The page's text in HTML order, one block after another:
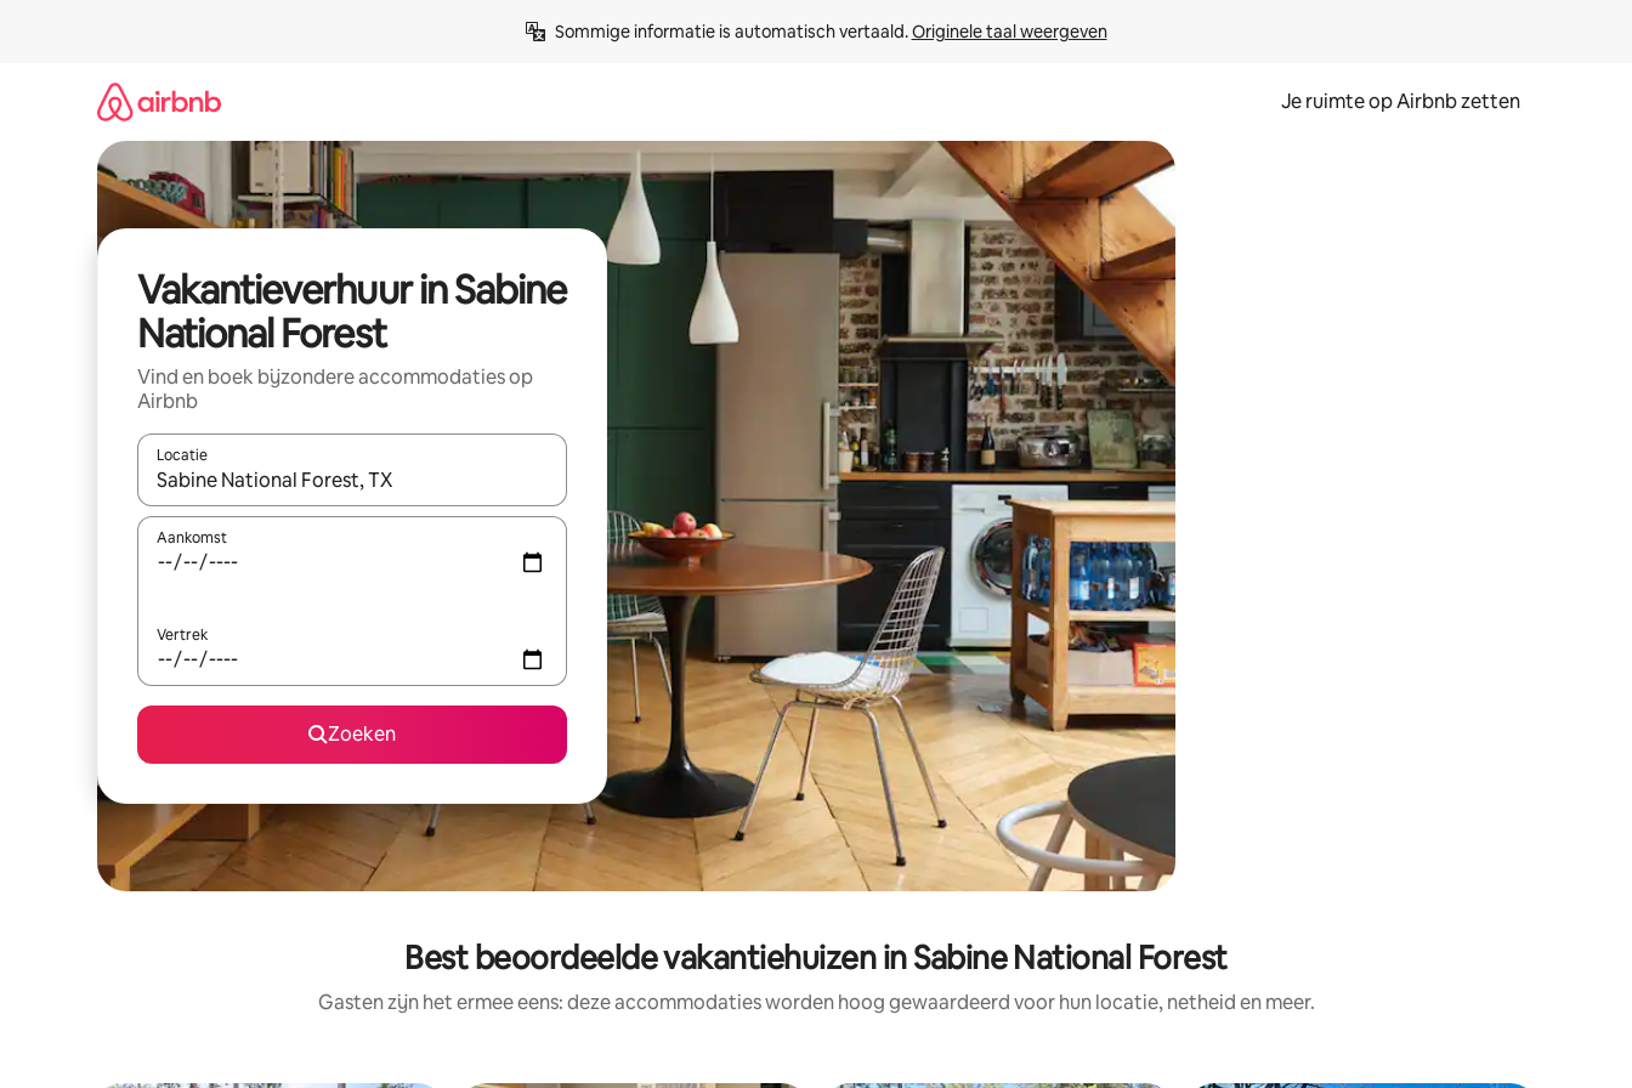
Sommige informatie is automatisch vertaald. Originele taal weergeven
Je ruimte op Airbnb zetten
Vakantieverhuur in Sabine
National Forest
Vind en boek bijzondere accommodaties op
Airbnb
Locatie
Wanneer er suggesties beschikbaar zijn, maak je een keuze met je de pijltjestoetsen omhoog en omlaag, óf door te tikken of swipen.
Aankomst
Vertrek
Zoeken
Best beoordeelde vakantiehuizen in Sabine National Forest
Gasten zijn het ermee eens: deze accommodaties worden hoog gewaardeerd voor hun locatie, netheid en meer.